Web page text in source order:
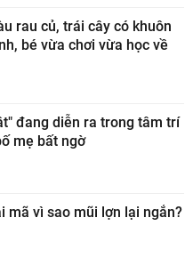
rau củ, trái cây có khuôn
bé vừa chơi vừa học về
đang diễn ra trong tâm trí
mẹ bất ngờ
mã vì sao mũi lợn lại ngắn?